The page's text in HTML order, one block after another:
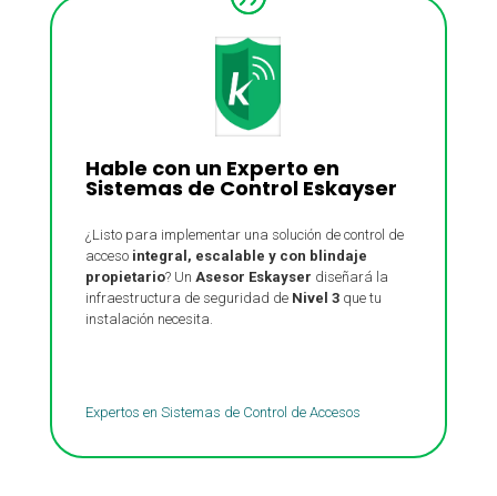
Hable con un Experto en
Sistemas de Control Eskayser
¿Listo para implementar una solución de control de
acceso integral, escalable y con blindaje
propietario? Un Asesor Eskayser diseñará la
infraestructura de seguridad de Nivel 3que tu
instalación necesita.
Expertos en Sistemas de Control de Accesos